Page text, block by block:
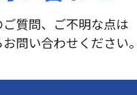
ご質問、ご不明な点は
問い合わせください。